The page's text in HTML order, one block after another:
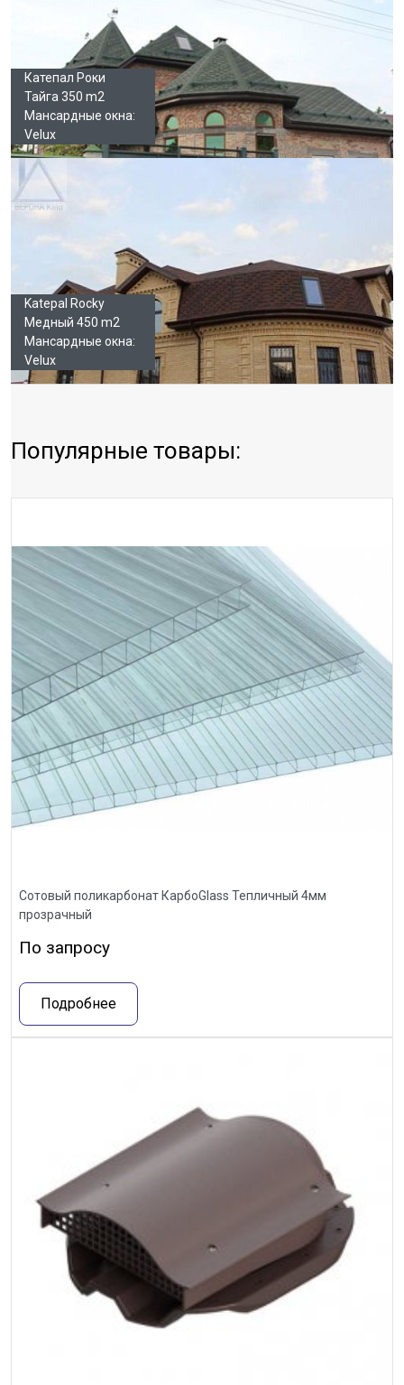
Катепал Роки
Тайга 350 m2
Мансардные окна:
Velux
Katepal Rocky
Медный 450 m2
Мансардные окна:
Velux
Популярные товары:
Сотовый поликарбонат КарбоGlass Тепличный 4мм
прозрачный
По запросу
Подробнее